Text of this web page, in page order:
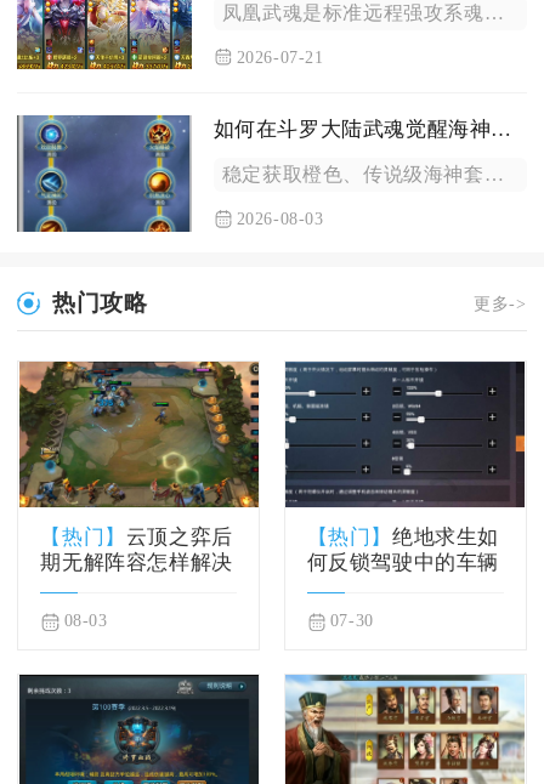
凤凰武魂是标准远程强攻系魂师，完全适配远程输出打法，也是全游...
2026-07-21
如何在斗罗大陆武魂觉醒海神岛获得更好装备
稳定获取橙色、传说级海神套装与高品质魂骨装备的核心逻辑是拉高...
2026-08-03
热门攻略 更多->
【热门】 云顶之弈后
期无解阵容怎样解决
08-03
【热门】绝地求生如
何反锁驾驶中的车辆
07-30